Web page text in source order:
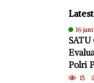
16
SATU
Polri
15